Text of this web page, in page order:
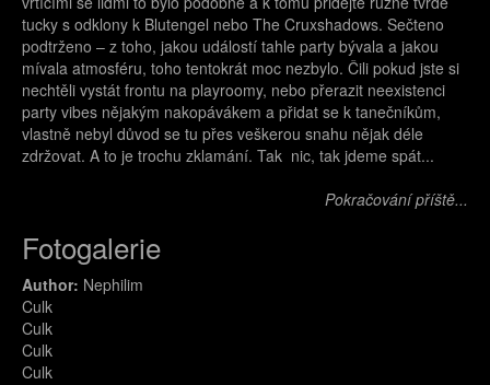
tucky s odklony k Blutengel nebo The Cruxshadows. Sečteno
podtrženo – z toho, jakou událostí tahle party bývala a jakou
mívala atmosféru, toho tentokrát moc nezbylo. Čili pokud jste si
nechtěli vystát frontu na playroomy, nebo přerazit neexistenci
party vibes nějakým nakopávákem a přidat se k tanečníkům,
vlastně nebyl důvod se tu přes veškerou snahu nějak déle
zdržovat. A to je trochu zklamání. Tak nic, tak jdeme spát...
Pokračování příště...
Fotogalerie
Author: Nephilim
img_9492.jpg
Culk
img_9497.jpg
Culk
img_9501.jpg
Culk
Culk